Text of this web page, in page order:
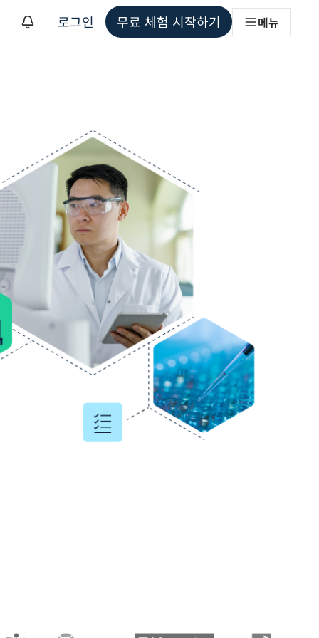
로그인 무료 체험 시작하기 메뉴